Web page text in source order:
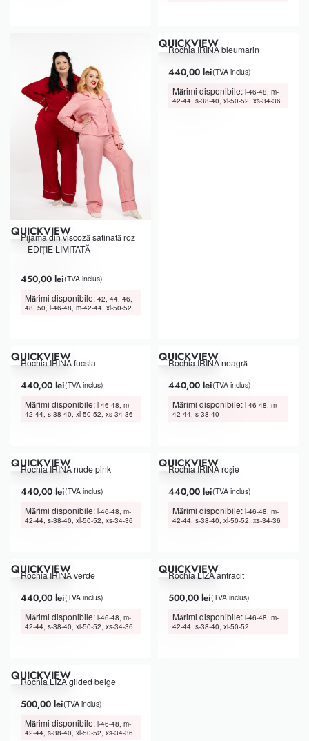
QUICKVIEW
Pijama din viscoză satinată roz
– EDIȚIE LIMITATĂ
Evaluat la5.00din 5
450,00 lei(TVA inclus)
Mărimi disponibile: 42, 44, 46,
48, 50, l-46-48, m-42-44, xl-50-52
QUICKVIEW
Rochia IRINA bleumarin
440,00 lei(TVA inclus)
Mărimi disponibile: l-46-48, m-
42-44, s-38-40, xl-50-52, xs-34-36
QUICKVIEW
Rochia IRINA fucsia
440,00 lei(TVA inclus)
Mărimi disponibile: l-46-48, m-
42-44, s-38-40, xl-50-52, xs-34-36
QUICKVIEW
Rochia IRINA neagră
440,00 lei(TVA inclus)
Mărimi disponibile: l-46-48, m-
42-44, s-38-40
QUICKVIEW
Rochia IRINA nude pink
440,00 lei(TVA inclus)
Mărimi disponibile: l-46-48, m-
42-44, s-38-40, xl-50-52, xs-34-36
QUICKVIEW
Rochia IRINA roșie
440,00 lei(TVA inclus)
Mărimi disponibile: l-46-48, m-
42-44, s-38-40, xl-50-52, xs-34-36
QUICKVIEW
Rochia IRINA verde
440,00 lei(TVA inclus)
Mărimi disponibile: l-46-48, m-
42-44, s-38-40, xl-50-52, xs-34-36
QUICKVIEW
Rochia LIZA antracit
500,00 lei(TVA inclus)
Mărimi disponibile: l-46-48, m-
42-44, s-38-40, xl-50-52
QUICKVIEW
Rochia LIZA gilded beige
500,00 lei(TVA inclus)
Mărimi disponibile: l-46-48, m-
42-44, s-38-40, xl-50-52, xs-34-36